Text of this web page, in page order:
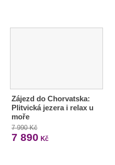
Zájezd do Chorvatska:
Plitvická jezera i relax u
moře
7 990 Kč
7 890 Kč